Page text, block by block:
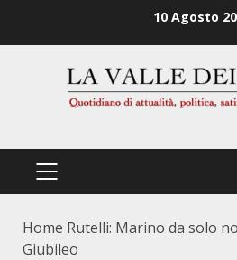
10 Agosto
PRIMÄRES
Home Rutelli: Marino da solo
Giubileo